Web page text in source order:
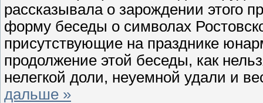
рассказывала о зарождении этого
форму беседы о символах
присутствующие на празднике
продолжение этой беседы, как
нелегкой доли, неуемной удали и
дальше »